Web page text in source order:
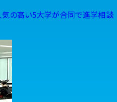
気の高い5大学が合同で進学相談